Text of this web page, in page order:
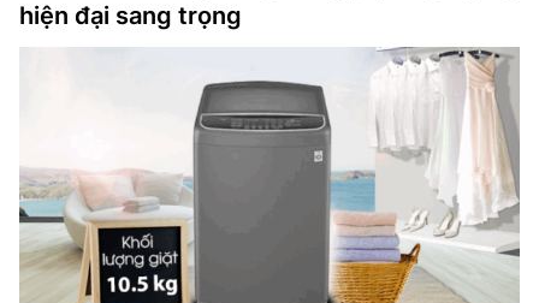
hiện đại sang trọng